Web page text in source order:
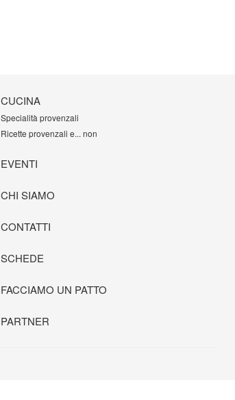
CUCINA
Specialità provenzali
Ricette provenzali e... non
EVENTI
CHI SIAMO
CONTATTI
SCHEDE
FACCIAMO UN PATTO
PARTNER